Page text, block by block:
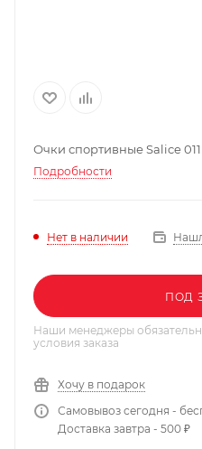
Очки спортивные Salice
Подробности
Нет в наличии
ПОД
Наши менеджеры
условия заказа
Хочу в подарок
Самовывоз сегодня -
Доставка завтра - 500 ₽